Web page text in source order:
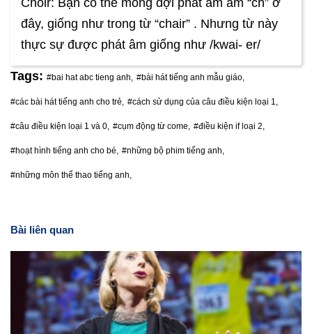
Choir: Bạn có thể mong đợi phát âm âm “ch” ở
đây, giống như trong từ “chair” . Nhưng từ này
thực sự được phát âm giống như /kwai- er/
Tags: #bai hat abc tieng anh, #bài hát tiếng anh mẫu giáo,
#các bài hát tiếng anh cho trẻ, #cách sử dụng của câu điều kiện loại 1,
#câu điều kiện loại 1 và 0, #cụm động từ come, #điều kiện if loại 2,
#hoạt hình tiếng anh cho bé, #những bộ phim tiếng anh,
#những môn thể thao tiếng anh,
Bài liên quan